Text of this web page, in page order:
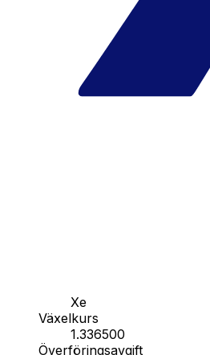
Xe
Växelkurs
1.336500
Överföringsavgift